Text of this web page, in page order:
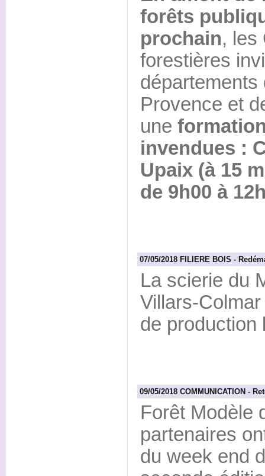
forêts
prochain, les
forestières
départements
Provence et
une
invendues :
Upaix (à 15
de 9h00 à
07/05/2018 FILIERE BOIS -
La scierie du
Villars-
de production
09/05/2018 COMMUNICATION -
Forêt Modèle
partenaires
du week end